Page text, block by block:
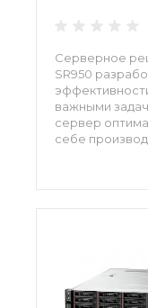
Серверное
SR950
важными
сервер
себе